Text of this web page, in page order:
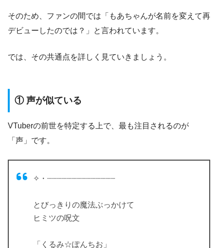
そのため、ファンの間では「もあちゃんが名前を変えて再
デビューしたのでは？」と言われています。
では、その共通点を詳しく見ていきましょう。
① 声が似ている
VTuberの前世を特定する上で、最も注目されるのが
「声」です。
✧︎・┈┈┈┈┈┈┈┈┈┈┈┈┈┈
とびっきりの魔法ぶっかけて
ヒミツの呪文
「くるみ☆ぽんちお」